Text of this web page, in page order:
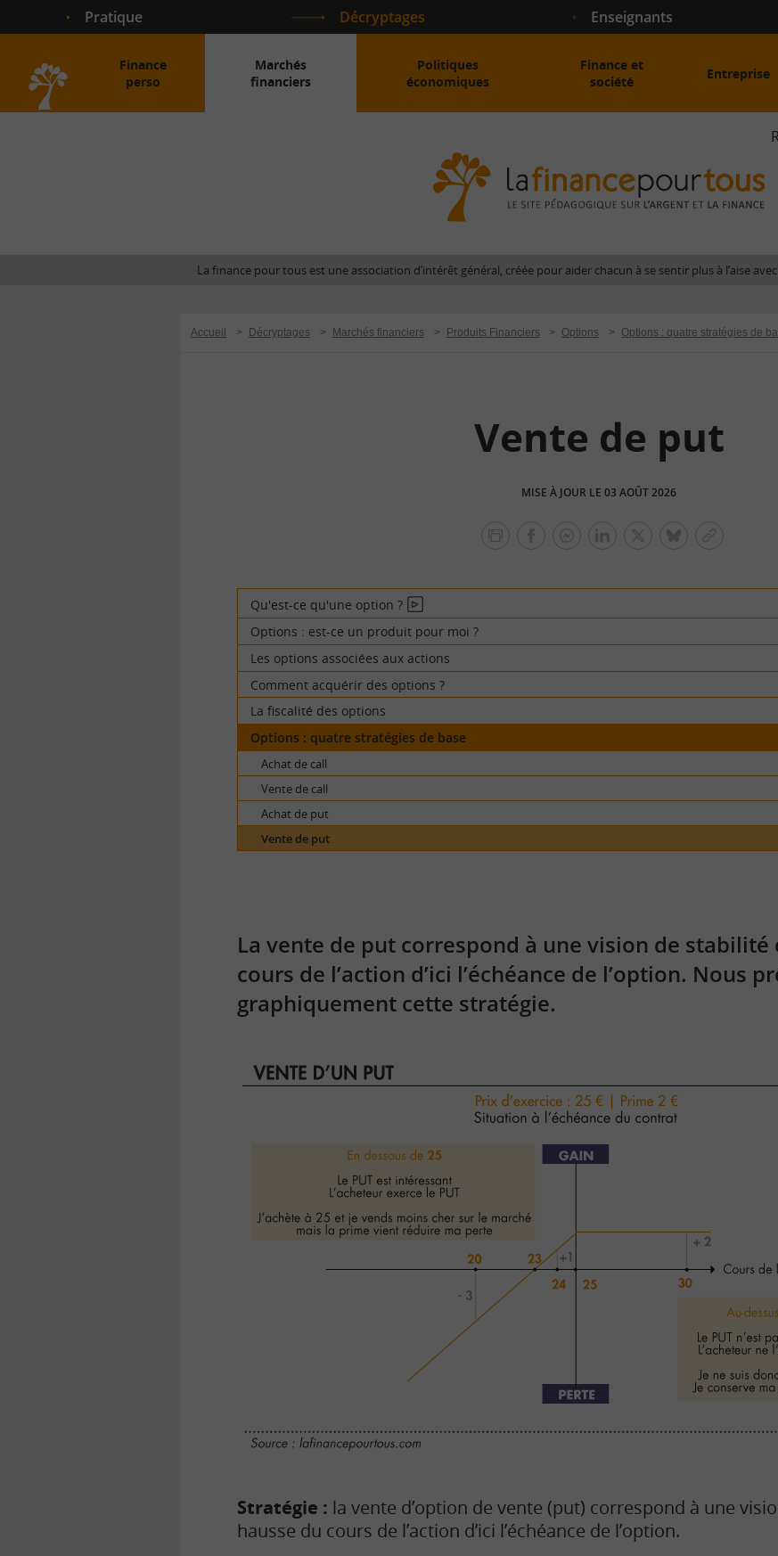
Pratique Décryptages Enseignants
Finance
perso
Marchés
financiers
Politiques
économiques
Finance et
société
Entreprise
La finance pour tous est une association d’intérêt général, créée pour aider chacun à se sentir plus à l’aise
Accueil > Décryptages > Marchés financiers > Produits Financiers > Options > Options : quatre stratégies de
Vente de put
MISE À JOUR LE 03 AOÛT 2026
lien
Qu'est-ce qu'une option ?En
vidéo
Options : est-ce un produit pour moi ?
Les options associées aux actions
Comment acquérir des options ?
La fiscalité des options
Options : quatre stratégies de base
Achat de call
Vente de call
Achat de put
Vente de put
La vente de put correspond à une vision de stabilité
cours de l’action d’ici l’échéance de l’option. Nous
graphiquement cette stratégie.
Stratégie : la vente d’option de vente (put) correspond à une
hausse du cours de l’action d’ici l’échéance de l’option.